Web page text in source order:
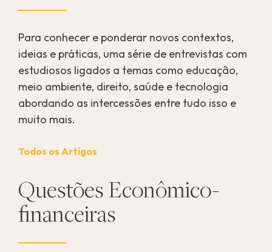
Para conhecer e ponderar novos contextos,
ideias e práticas, uma série de entrevistas com
estudiosos ligados a temas como educação,
meio ambiente, direito, saúde e tecnologia
abordando as intercessões entre tudo isso e
muito mais.
Todos os Artigos
Questões Econômico-
financeiras